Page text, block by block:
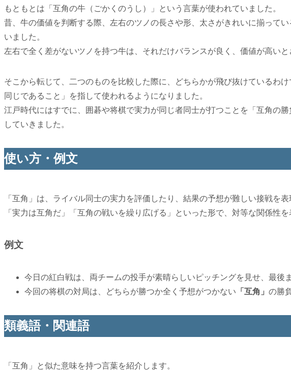
もともとは「互角の牛（ごかくのうし）」という言葉が使われていました。
昔、牛の価値を判断する際、左右のツノの長さや形、太さがきれいに揃って
いました。
左右で全く差がないツノを持つ牛は、それだけバランスが良く、価値が高いと
そこから転じて、二つのものを比較した際に、どちらかが飛び抜けているわ
同じであること」を指して使われるようになりました。
江戸時代にはすでに、囲碁や将棋で実力が同じ者同士が打つことを「互角の
していきました。
使い方・例文
「互角」は、ライバル同士の実力を評価したり、結果の予想が難しい接戦を
「実力は互角だ」「互角の戦いを繰り広げる」といった形で、対等な関係性を
例文
今日の紅白戦は、両チームの投手が素晴らしいピッチングを見せ、最後
今回の将棋の対局は、どちらが勝つか全く予想がつかない 「互角」 の勝
類義語・関連語
「互角」と似た意味を持つ言葉を紹介します。